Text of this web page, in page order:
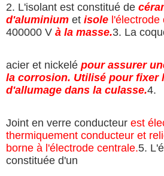
2. L'isolant est constitué de
d'aluminium et isole l'électrode
400000 V à la masse.3. La
acier et nickelé pour assurer
la corrosion. Utilisé pour fixer
d'allumage dans la culasse.4.
Joint en verre conducteur est
thermiquement conducteur et
borne à l'électrode centrale.5.
constituée d'un